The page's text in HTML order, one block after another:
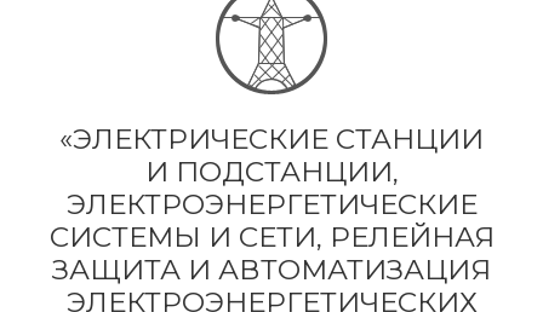
«ЭЛЕКТРИЧЕСКИЕ СТАНЦИИ
И ПОДСТАНЦИИ,
ЭЛЕКТРОЭНЕРГЕТИЧЕСКИЕ
СИСТЕМЫ И СЕТИ, РЕЛЕЙНАЯ
ЗАЩИТА И АВТОМАТИЗАЦИЯ
ЭЛЕКТРОЭНЕРГЕТИЧЕСКИХ